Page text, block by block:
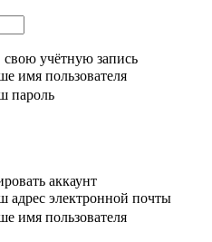
учётную запись
имя пользователя
пароль
аккаунт
адрес электронной почты
имя пользователя